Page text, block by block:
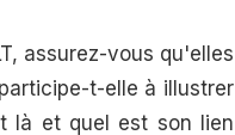
assurez-vous qu'elles
t-elle à illustrer
là et quel est son lien